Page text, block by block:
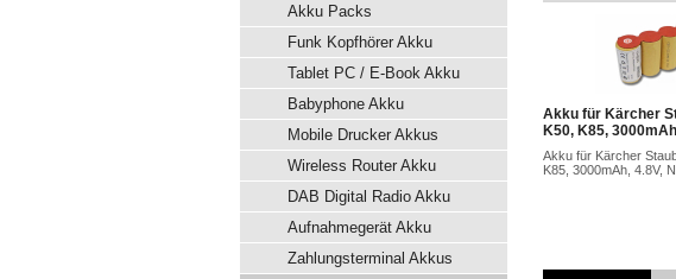
Akku Packs
Funk Kopfhörer Akku
Tablet PC / E-Book Akku
Babyphone Akku
Mobile Drucker Akkus
Wireless Router Akku
DAB Digital Radio Akku
Aufnahmegerät Akku
Zahlungsterminal Akkus
Akku für Kärcher
K50, K85,
Akku für Kärcher
K85, 3000mAh, 4.8V,